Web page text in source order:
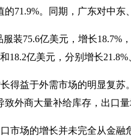
71.9%。同期，广东对中东
装75.6亿美元，增长
18.2亿美元，分别增长21.8%
得益于外需市场的明显复苏
外商大量补给库存，出口
市场的增长并未完全从金